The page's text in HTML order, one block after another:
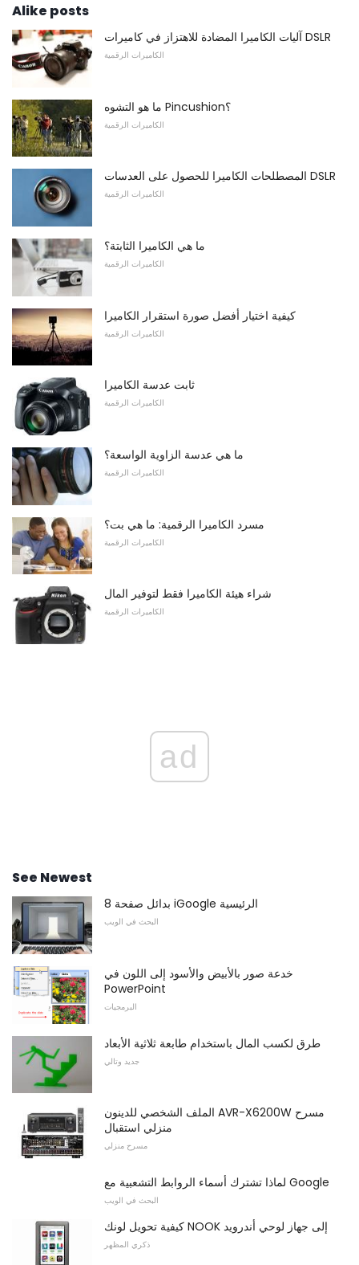
Alike posts
آليات الكاميرا المضادة للاهتزاز في كاميرات DSLR
الكاميرات الرقمية
ما هو التشوه Pincushion؟
الكاميرات الرقمية
المصطلحات الكاميرا للحصول على العدسات DSLR
الكاميرات الرقمية
ما هي الكاميرا الثابتة؟
الكاميرات الرقمية
كيفية اختيار أفضل صورة استقرار الكاميرا
الكاميرات الرقمية
ثابت عدسة الكاميرا
الكاميرات الرقمية
ما هي عدسة الزاوية الواسعة؟
الكاميرات الرقمية
مسرد الكاميرا الرقمية: ما هي بت؟
الكاميرات الرقمية
شراء هيئة الكاميرا فقط لتوفير المال
الكاميرات الرقمية
ad
See Newest
8 بدائل صفحة iGoogle الرئيسية
البحث في الويب
خدعة صور بالأبيض والأسود إلى اللون في
PowerPoint
البرمجيات
طرق لكسب المال باستخدام طابعة ثلاثية الأبعاد
جديد وتالي
الملف الشخصي للدينون AVR-X6200W مسرح
منزلي استقبال
مسرح منزلي
لماذا تشترك أسماء الروابط التشعبية مع Google
البحث في الويب
كيفية تحويل لونك NOOK إلى جهاز لوحي أندرويد
ذكري المظهر